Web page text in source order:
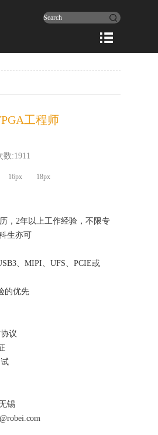
工程师
数:1911
16px 18px
，2年以上工作经验，不限专
生亦可
、MIPI、UFS、PCIE或
的优先
议
锡